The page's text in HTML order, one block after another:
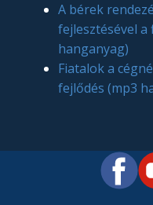
A bérek
fejlesztésével a
hanganyag)
Fiatalok a
fejlődés (mp3